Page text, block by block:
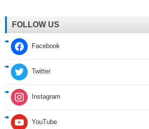
FOLLOW US
Facebook
Twitter
Instagram
YouTube